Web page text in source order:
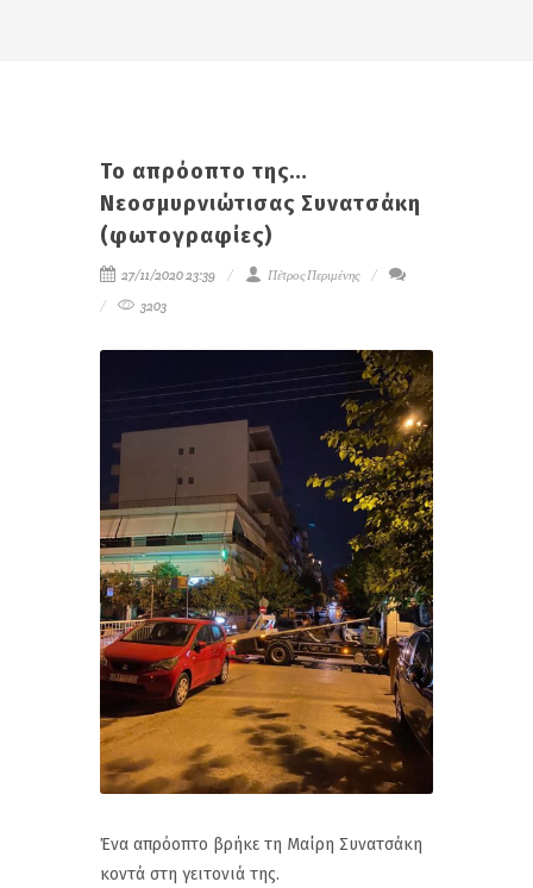
To απρόοπτο της…
Νεοσμυρνιώτισας Συνατσάκη
(φωτογραφίες)
27/11/2020 23:39
Πέτρος Περιμένης
3203
Ένα απρόοπτο βρήκε τη Μαίρη Συνατσάκη
κοντά στη γειτονιά της.